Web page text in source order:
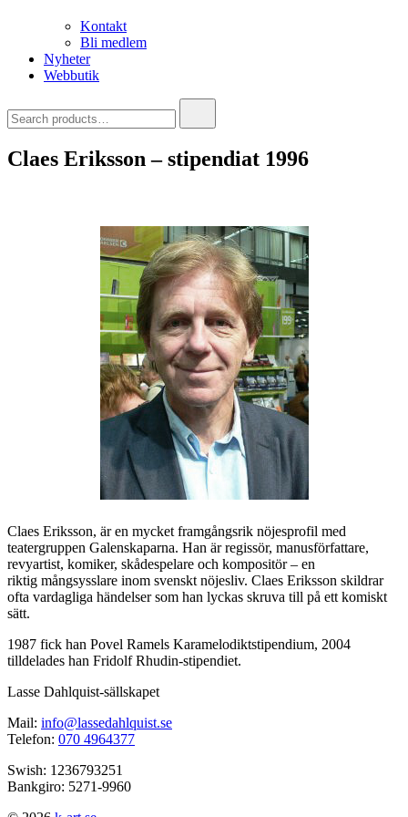
Kontakt
Bli medlem
Nyheter
Webbutik
for:
Claes Eriksson – stipendiat 1996
Claes Eriksson, är en mycket framgångsrik nöjesprofil med
teatergruppen Galenskaparna. Han är regissör, manusförfattare,
revyartist, komiker, skådespelare och kompositör – en
riktig mångsysslare inom svenskt nöjesliv. Claes Eriksson skildrar
ofta vardagliga händelser som han lyckas skruva till på ett komiskt
sätt.
1987 fick han Povel Ramels Karamelodiktstipendium, 2004
tilldelades han Fridolf Rhudin-stipendiet.
Lasse Dahlquist-sällskapet
Mail: info@lassedahlquist.se
Telefon: 070 4964377
Swish: 1236793251
Bankgiro: 5271-9960